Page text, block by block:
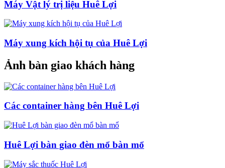
Máy Vật lý trị liệu Huê Lợi
Máy xung kích hội tụ của Huê Lợi
Ảnh bàn giao khách hàng
Các container hàng bên Huê Lợi
Huê Lợi bàn giao đèn mổ bàn mổ